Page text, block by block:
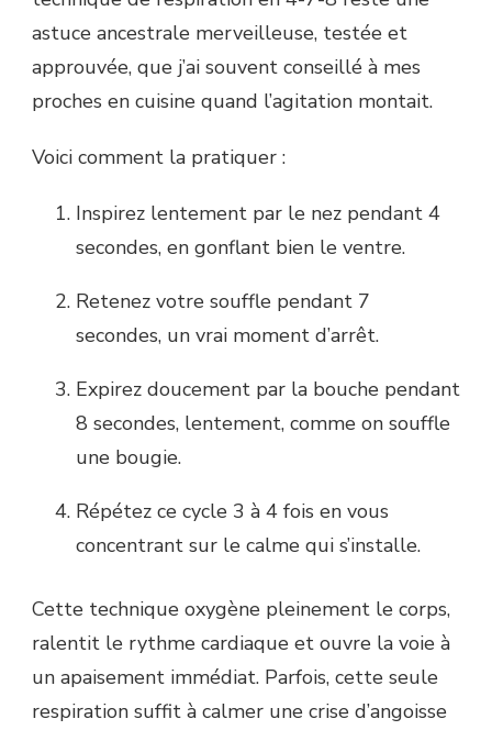
astuce ancestrale merveilleuse, testée et
approuvée, que j’ai souvent conseillé à mes
proches en cuisine quand l’agitation montait.
Voici comment la pratiquer :
Inspirez lentement par le nez pendant 4
secondes, en gonflant bien le ventre.
Retenez votre souffle pendant 7
secondes, un vrai moment d’arrêt.
Expirez doucement par la bouche pendant
8 secondes, lentement, comme on souffle
une bougie.
Répétez ce cycle 3 à 4 fois en vous
concentrant sur le calme qui s’installe.
Cette technique oxygène pleinement le corps,
ralentit le rythme cardiaque et ouvre la voie à
un apaisement immédiat. Parfois, cette seule
respiration suffit à calmer une crise d’angoisse